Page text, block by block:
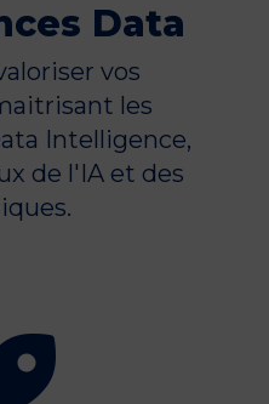
Data
vos
les
Intelligence,
de l'IA et des